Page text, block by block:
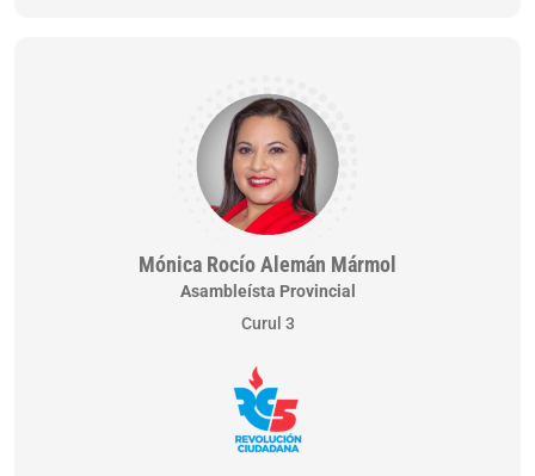
Mónica Rocío Alemán Mármol
Asambleísta Provincial
Curul 3